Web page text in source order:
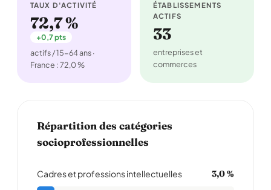
TAUX D'ACTIVITÉ
72,7 %
+0,7 pts
actifs / 15-64 ans ·
France : 72,0 %
ÉTABLISSEMENTS
ACTIFS
33
entreprises et
commerces
Répartition des catégories
socioprofessionnelles
Cadres et professions intellectuelles 3,0 %